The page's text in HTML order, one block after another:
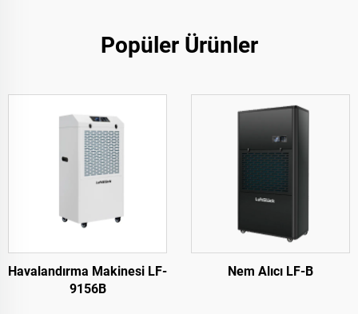
Popüler Ürünler
Havalandırma Makinesi LF-
9156B
Nem Alıcı LF-B